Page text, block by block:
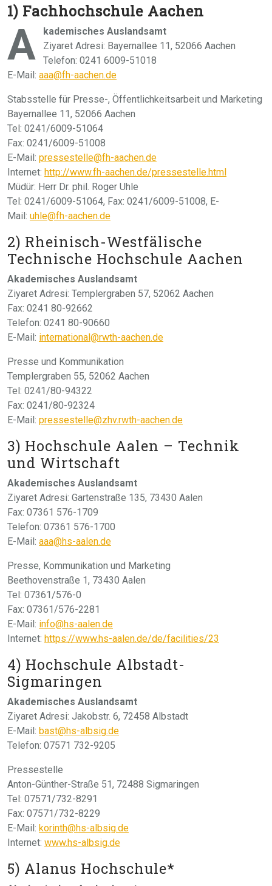
1) Fachhochschule Aachen
A
kademisches Auslandsamt
Ziyaret Adresi: Bayernallee 11, 52066 Aachen
Telefon: 0241 6009-51018
E-Mail: aaa@fh-aachen.de
Stabsstelle für Presse-, Öffentlichkeitsarbeit und Marketing
Bayernallee 11, 52066 Aachen
Tel: 0241/6009-51064
Fax: 0241/6009-51008
E-Mail: pressestelle@fh-aachen.de
Internet: http://www.fh-aachen.de/pressestelle.html
Müdür: Herr Dr. phil. Roger Uhle
Tel: 0241/6009-51064, Fax: 0241/6009-51008, E-
Mail: uhle@fh-aachen.de
2) Rheinisch-Westfälische
Technische Hochschule Aachen
Akademisches Auslandsamt
Ziyaret Adresi: Templergraben 57, 52062 Aachen
Fax: 0241 80-92662
Telefon: 0241 80-90660
E-Mail: international@rwth-aachen.de
Presse und Kommunikation
Templergraben 55, 52062 Aachen
Tel: 0241/80-94322
Fax: 0241/80-92324
E-Mail: pressestelle@zhv.rwth-aachen.de
3) Hochschule Aalen – Technik
und Wirtschaft
Akademisches Auslandsamt
Ziyaret Adresi: Gartenstraße 135, 73430 Aalen
Fax: 07361 576-1709
Telefon: 07361 576-1700
E-Mail: aaa@hs-aalen.de
Presse, Kommunikation und Marketing
Beethovenstraße 1, 73430 Aalen
Tel: 07361/576-0
Fax: 07361/576-2281
E-Mail: info@hs-aalen.de
Internet: https://www.hs-aalen.de/de/facilities/23
4) Hochschule Albstadt-
Sigmaringen
Akademisches Auslandsamt
Ziyaret Adresi: Jakobstr. 6, 72458 Albstadt
E-Mail: bast@hs-albsig.de
Telefon: 07571 732-9205
Pressestelle
Anton-Günther-Straße 51, 72488 Sigmaringen
Tel: 07571/732-8291
Fax: 07571/732-8229
E-Mail: korinth@hs-albsig.de
Internet: www.hs-albsig.de
5) Alanus Hochschule*